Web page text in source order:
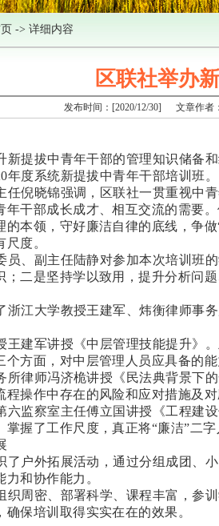
-> 详细内容
区联社举办
发布时间：[2020/12/30] 文章作者
新提拔中青年干部的管理知识储备
年度系统新提拔中青年干部培训班。
任倪晓锦强调，区联社一贯重视中
年干部成长成才、相互交流的需要
的本领，守好廉洁自律的底线，争做
度。
员、副主任陆静对参加本次培训班
；二是坚持学以致用，提升分析问
浙江大学教授王建军、炜衡律师事
王建军讲授《中层管理技能提升》
个方面，对中层管理人员应具备的
所律师冯济桅讲授《民法典背景下
程操作中存在的风险和应对措施及
六监察室主任傅立国讲授《工程建
掌握了工作尺度，真正将“廉洁”二
了户外拓展活动，通过分组成团、
和协作能力。
织周密、部署科学、课程丰富，参
确保培训取得实实在在的效果。